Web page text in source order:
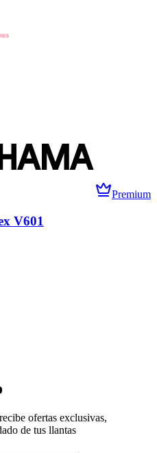
Premium
V601
ofertas exclusivas,
de tus llantas